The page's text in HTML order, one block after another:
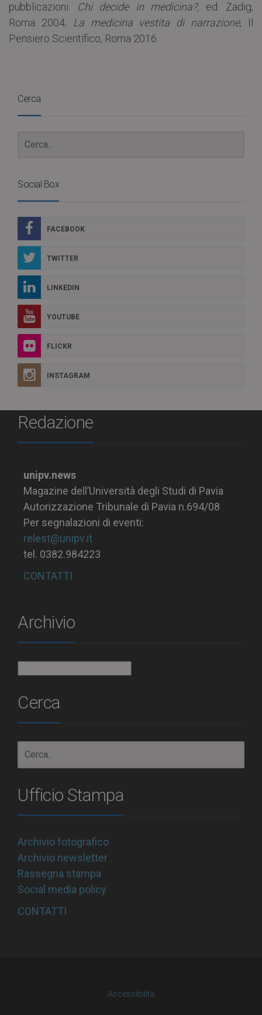
pubblicazioni:
Chi decide in medicina?, ed. Zadig,
Roma 2004;
La medicina vestita di narrazione, Il
Pensiero Scientifico, Roma 2016.
Cerca
Social Box
FACEBOOK
TWITTER
LINKEDIN
YOUTUBE
FLICKR
INSTAGRAM
Redazione
unipv.news
Magazine dell’Università degli Studi di Pavia
Autorizzazione Tribunale di Pavia n.694/08
Per segnalazioni di eventi:
relest@unipv.it
tel. 0382.984223
CONTATTI
Archivio
Cerca
Ufficio Stampa
Archivio fotografico
Archivio newsletter
Rassegna stampa
Social media policy
CONTATTI
Accessibilità